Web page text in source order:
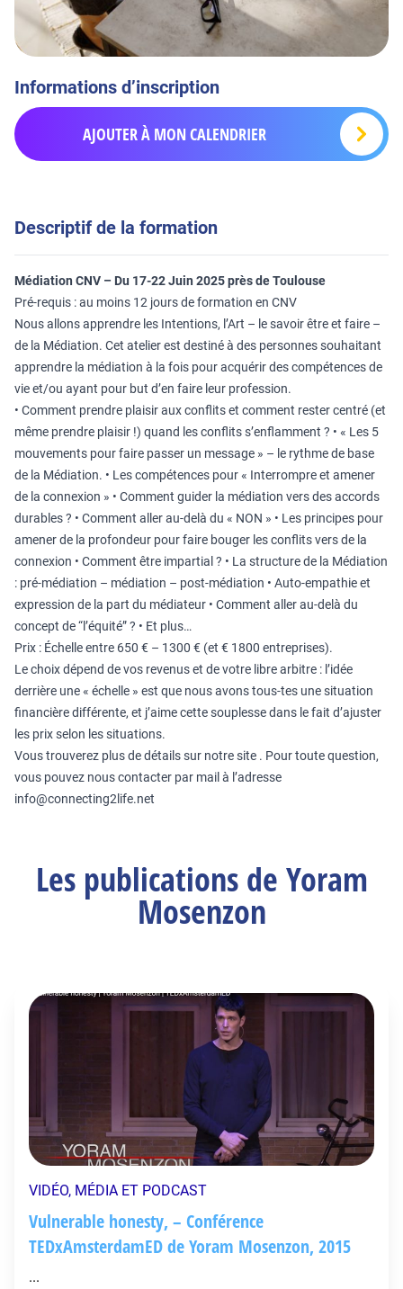
Informations d’inscription
AJOUTER À MON CALENDRIER
Descriptif de la formation
Médiation CNV – Du 17-22 Juin 2025 près de Toulouse
Pré-requis : au moins 12 jours de formation en CNV
Nous allons apprendre les Intentions, l’Art – le savoir être et faire –
de la Médiation. Cet atelier est destiné à des personnes souhaitant
apprendre la médiation à la fois pour acquérir des compétences de
vie et/ou ayant pour but d’en faire leur profession.
• Comment prendre plaisir aux conflits et comment rester centré (et
même prendre plaisir !) quand les conflits s’enflamment ? • « Les 5
mouvements pour faire passer un message » – le rythme de base
de la Médiation. • Les compétences pour « Interrompre et amener
de la connexion » • Comment guider la médiation vers des accords
durables ? • Comment aller au-delà du « NON » • Les principes pour
amener de la profondeur pour faire bouger les conflits vers de la
connexion • Comment être impartial ? • La structure de la Médiation
: pré-médiation – médiation – post-médiation • Auto-empathie et
expression de la part du médiateur • Comment aller au-delà du
concept de “l’équité” ? • Et plus…
Prix : Échelle entre 650 € – 1300 € (et € 1800 entreprises).
Le choix dépend de vos revenus et de votre libre arbitre : l’idée
derrière une « échelle » est que nous avons tous-tes une situation
financière différente, et j’aime cette souplesse dans le fait d’ajuster
les prix selon les situations.
Vous trouverez plus de détailssur notre site . Pour toute question,
vous pouvez nous contacter par mail à l’adresse
info@connecting2life.net
Les publications de Yoram
Mosenzon
VIDÉO, MÉDIA ET PODCAST
Vulnerable honesty, – Conférence
TEDxAmsterdamED de Yoram Mosenzon, 2015
...